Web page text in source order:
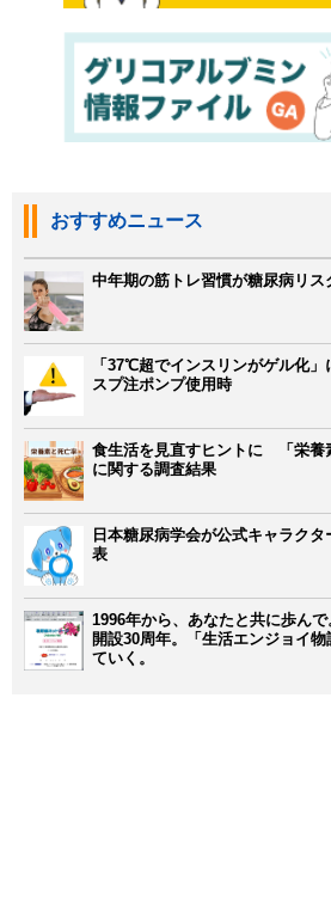
おすすめニュース
中年期の筋トレ習慣が糖尿病リス
「37℃超でインスリンがゲル化
スプ注ポンプ使用時
食生活を見直すヒントに 「栄養
に関する調査結果
日本糖尿病学会が公式キャラク
表
1996年から、あなたと共に歩んで
開設30周年。「生活エンジョイ
ていく。